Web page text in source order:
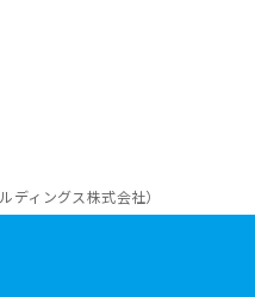
ィングス株式会社）